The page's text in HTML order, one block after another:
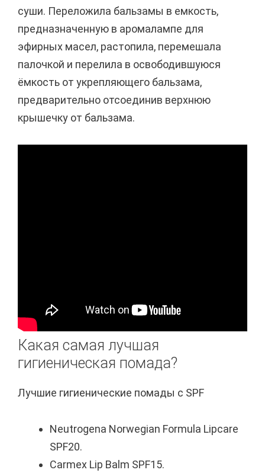
суши. Переложила бальзамы в емкость,
предназначенную в аромалампе для
эфирных масел, растопила, перемешала
палочкой и перелила в освободившуюся
ёмкость от укрепляющего бальзама,
предварительно отсоединив верхнюю
крышечку от бальзама.
Какая самая лучшая
гигиеническая помада?
Лучшие гигиенические помады с SPF
Neutrogena Norwegian Formula Lipcare
SPF20.
Carmex Lip Balm SPF15.